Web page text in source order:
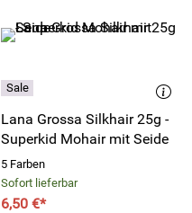
Lana Grossa Silkhair 25g -
Superkid Mohair mit Seide
5 Farben
Sofort lieferbar
6,50 €*